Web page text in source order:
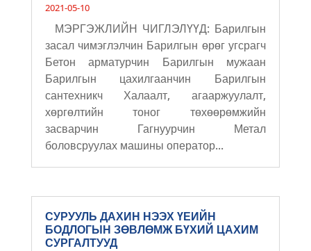
2021-05-10
МЭРГЭЖЛИЙН ЧИГЛЭЛҮҮД: Барилгын
засал чимэглэлчин Барилгын өрөг угсрагч
Бетон арматурчин Барилгын мужаан
Барилгын цахилгаанчин Барилгын
сантехникч Халаалт, агааржуулалт,
хөргөлтийн тоног төхөөрөмжийн
засварчин Гагнуурчин Метал
боловсруулах машины оператор...
СУРУУЛЬ ДАХИН НЭЭХ ҮЕИЙН
БОДЛОГЫН ЗӨВЛӨМЖ БҮХИЙ ЦАХИМ
СУРГАЛТУУД